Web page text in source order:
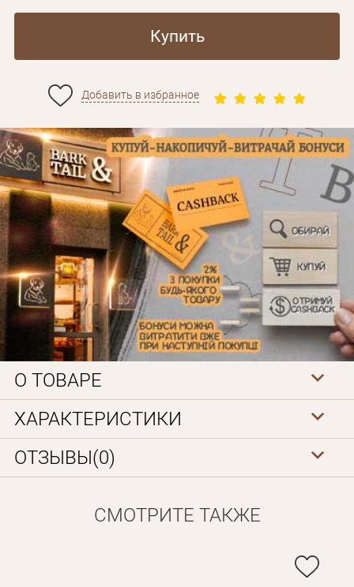
Купить
Добавить в избранное
О ТОВАРЕ
ХАРАКТЕРИСТИКИ
ОТЗЫВЫ(0)
СМОТРИТЕ ТАКЖЕ
Личные данные